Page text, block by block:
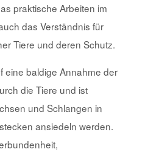
praktische Arbeiten im
das Verständnis für
Tiere und deren Schutz.
eine baldige Annahme der
die Tiere und ist
und Schlangen in
ansiedeln werden.